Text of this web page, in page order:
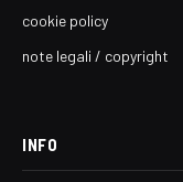
cookie policy
note legali / copyright
INFO